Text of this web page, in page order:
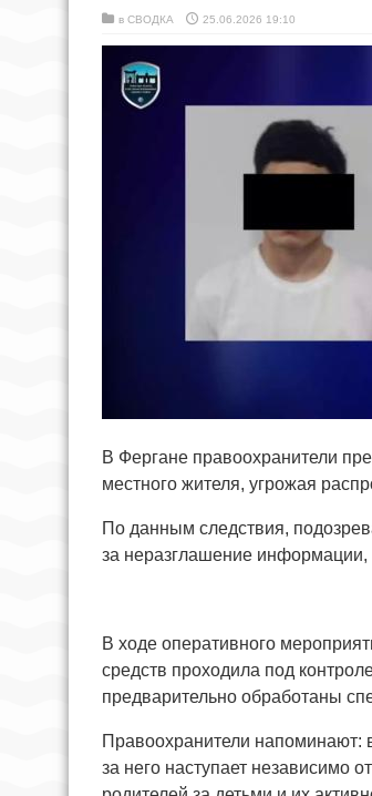
в СВОДКА 25.06.2026 19:10
В Фергане правоохранители
местного жителя, угрожая
По данным следствия,
за неразглашение информации,
В ходе оперативного
средств проходила под
предварительно обработаны
Правоохранители напоминают:
за него наступает независимо